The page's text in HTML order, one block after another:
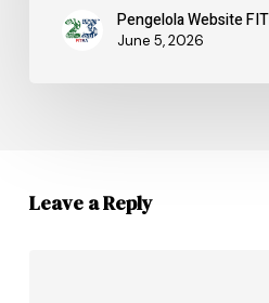
Pengelola Website
June 5, 2026
Leave a Reply